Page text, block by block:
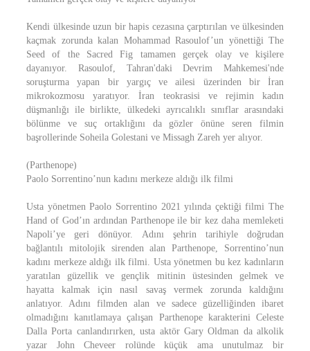
Kendi ülkesinde uzun bir hapis cezasına çarptırılan ve ülkesinden
kaçmak zorunda kalan Mohammad Rasoulof’un yönettiği The
Seed of the Sacred Fig tamamen gerçek olay ve kişilere
dayanıyor. Rasoulof, Tahran'daki Devrim Mahkemesi'nde
soruşturma yapan bir yargıç ve ailesi üzerinden bir İran
mikrokozmosu yaratıyor. İran teokrasisi ve rejimin kadın
düşmanlığı ile birlikte, ülkedeki ayrıcalıklı sınıflar arasındaki
bölünme ve suç ortaklığını da gözler önüne seren filmin
başrollerinde Soheila Golestani ve Missagh Zareh yer alıyor.
(Parthenope)
Paolo Sorrentino’nun kadını merkeze aldığı ilk filmi
Usta yönetmen Paolo Sorrentino 2021 yılında çektiği filmi The
Hand of God’ın ardından Parthenope ile bir kez daha memleketi
Napoli’ye geri dönüyor. Adını şehrin tarihiyle doğrudan
bağlantılı mitolojik sirenden alan Parthenope, Sorrentino’nun
kadını merkeze aldığı ilk filmi. Usta yönetmen bu kez kadınların
yaratılan güzellik ve gençlik mitinin üstesinden gelmek ve
hayatta kalmak için nasıl savaş vermek zorunda kaldığını
anlatıyor. Adını filmden alan ve sadece güzelliğinden ibaret
olmadığını kanıtlamaya çalışan Parthenope karakterini Celeste
Dalla Porta canlandırırken, usta aktör Gary Oldman da alkolik
yazar John Cheveer rolünde küçük ama unutulmaz bir